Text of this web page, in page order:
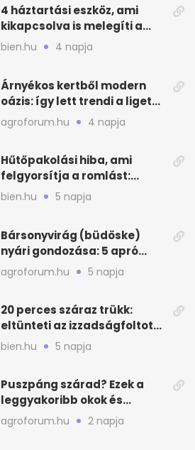
4 háztartási eszköz, ami
kikapcsolva is melegíti a
lakást
bien.hu 4 napja
Árnyékos kertből modern
oázis: így lett trendi a ligetes
zöld
agroforum.hu 4 napja
Hűtőpakolási hiba, ami
felgyorsítja a romlást:
zónákra figyelj
bien.hu 5 napja
Bársonyvirág (büdöske)
nyári gondozása: 5 apró
lépés a dús virágzásért
agroforum.hu 5 napja
20 perces száraz trükk:
eltünteti az izzadságfoltot
és a szagot a matracról
bien.hu 5 napja
Puszpáng szárad? Ezek a
leggyakoribb okok és
teendők
agroforum.hu 2 napja